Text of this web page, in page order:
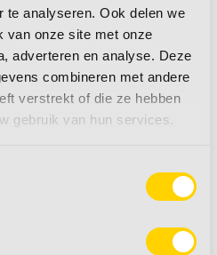
te analyseren. Ook delen we
van onze site met onze
adverteren en analyse. Deze
combineren met andere
verstrekt of die ze hebben
gebruik van hun services.
Lijm, kit & gereedschap